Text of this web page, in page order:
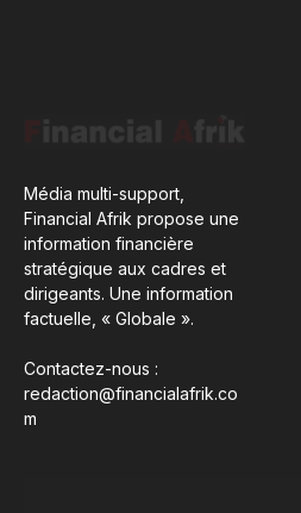
Média multi-support,
Financial Afrik propose une
information financière
stratégique aux cadres et
dirigeants. Une information
factuelle, « Globale ».
Contactez-nous :
redaction@financialafrik.co
m